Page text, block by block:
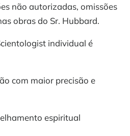
não autorizadas, omissões
obras do Sr. Hubbard.
individual é
com maior precisão e
espiritual